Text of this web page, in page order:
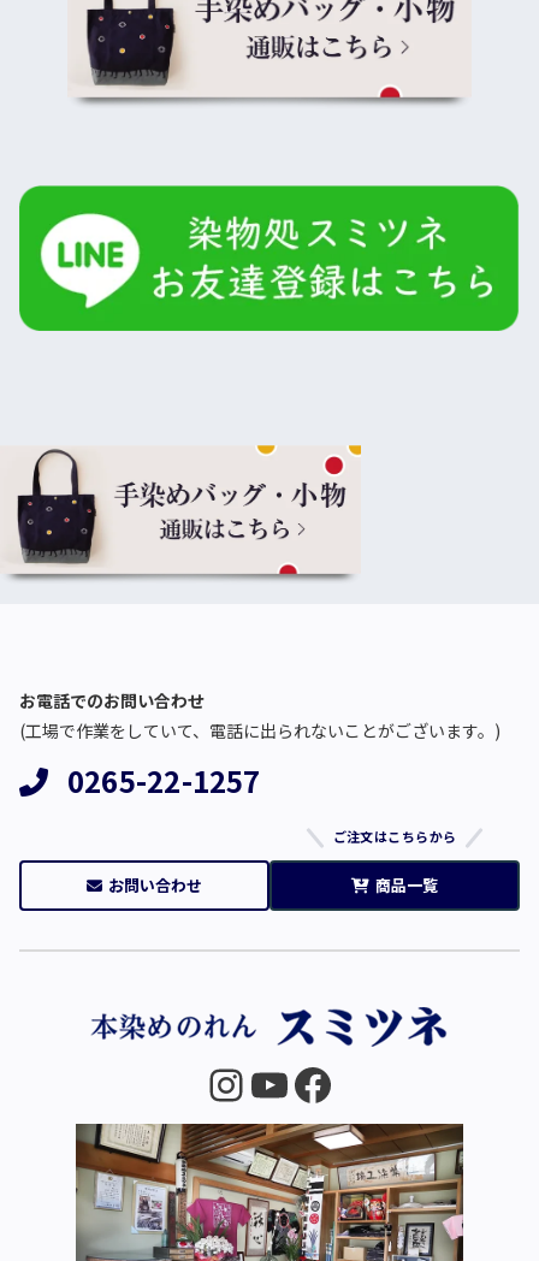
お電話でのお問い合わせ
(工場で作業をしていて、電話に出られないことがございます。)
0265-22-1257
お問い合わせ
ご注文はこちらから
商品一覧